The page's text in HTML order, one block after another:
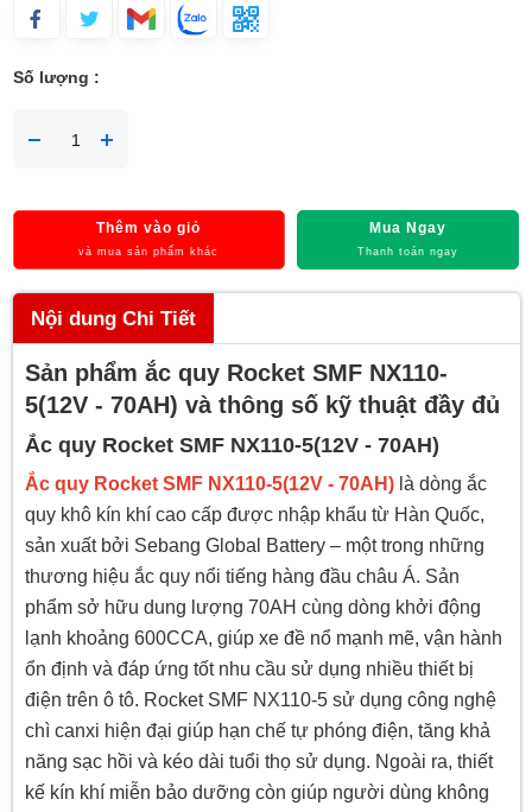
Số lượng :
Thêm vào giỏ
và mua sản phẩm khác
Mua Ngay
Thanh toán ngay
Nội dung Chi Tiết
Sản phẩm ắc quy Rocket SMF NX110-
5(12V - 70AH) và thông số kỹ thuật đầy đủ
Ắc quy Rocket SMF NX110-5(12V - 70AH)
Ắc quy Rocket SMF NX110-5(12V - 70AH)là dòng ắc
quy khô kín khí cao cấp được nhập khẩu từ Hàn Quốc,
sản xuất bởi Sebang Global Battery – một trong những
thương hiệu ắc quy nổi tiếng hàng đầu châu Á. Sản
phẩm sở hữu dung lượng 70AH cùng dòng khởi động
lạnh khoảng 600CCA, giúp xe đề nổ mạnh mẽ, vận hành
ổn định và đáp ứng tốt nhu cầu sử dụng nhiều thiết bị
điện trên ô tô. Rocket SMF NX110-5 sử dụng công nghệ
chì canxi hiện đại giúp hạn chế tự phóng điện, tăng khả
năng sạc hồi và kéo dài tuổi thọ sử dụng. Ngoài ra, thiết
kế kín khí miễn bảo dưỡng còn giúp người dùng không